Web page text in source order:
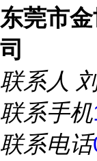
东莞市
司
联系人
联系手机
联系电话